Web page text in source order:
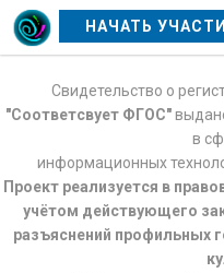
НАЧАТЬ
Свидетельство о
"Соответсвует ФГОС"
в
информационных
Проект реализуется в
учётом действующего
разъяснений профильных